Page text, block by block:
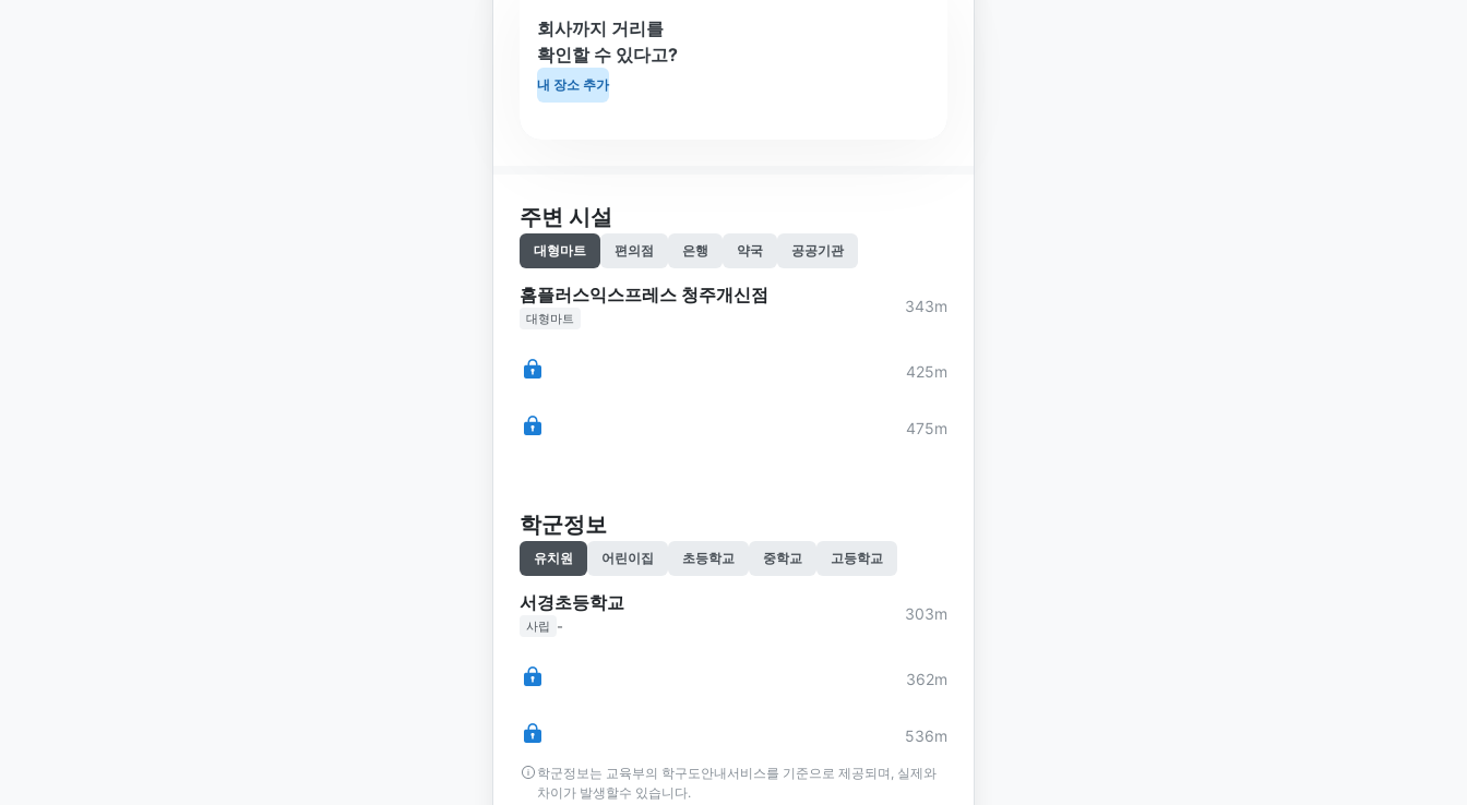
회사까지 거리를
확인할 수 있다고?
내 장소 추가
주변 시설
대형마트 편의점 은행 약국 공공기관
홈플러스익스프레스 청주개신점
대형마트
343m
425m
475m
학군정보
유치원 어린이집 초등학교 중학교 고등학교
서경초등학교
사립 -
303m
362m
536m
학군정보는 교육부의 학구도안내서비스를 기준으로 제공되며, 실제와
차이가 발생할수 있습니다.